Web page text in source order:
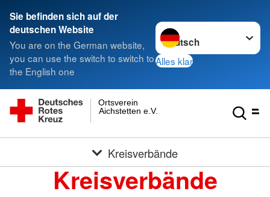
Sie befinden sich auf der
deutschen Website
You are on the German website,
you can use the switch to switch to
the English one
Sprache wechseln zu
Alles klar
Aichstetten e.V.
Ortsverein
Kreisverbände
Kreisverbände